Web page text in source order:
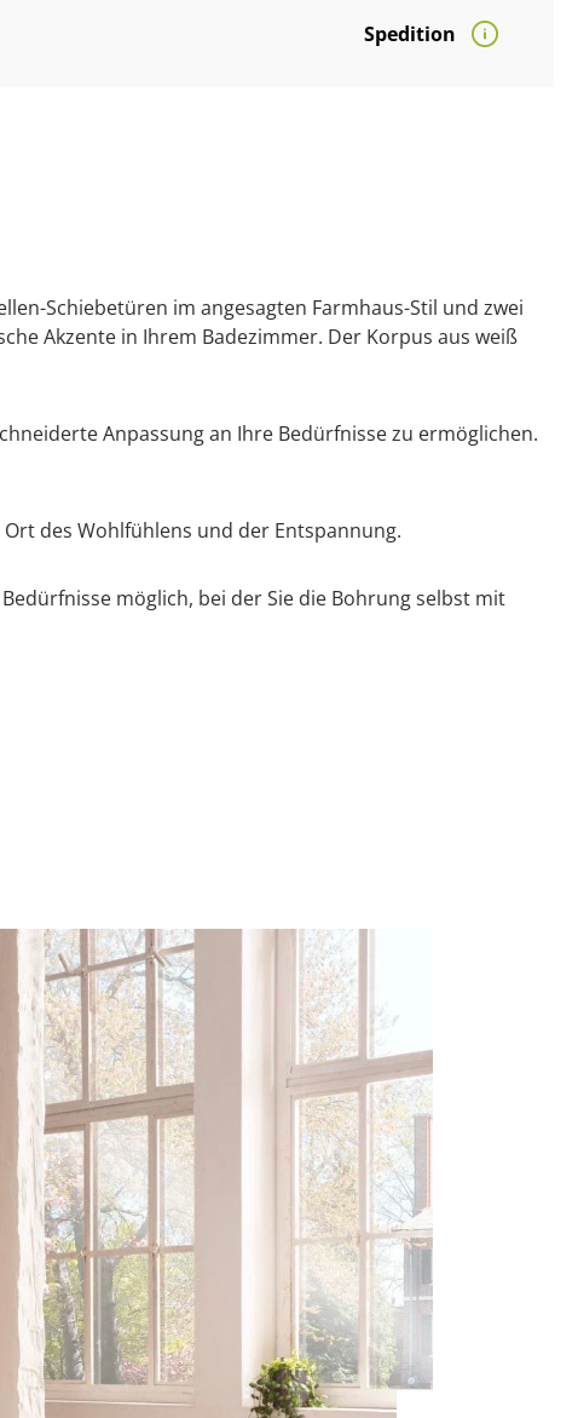
Spedition
Schiebetüren im angesagten Farmhaus-Stil und zwei
Akzente in Ihrem Badezimmer. Der Korpus aus weiß
Anpassung an Ihre Bedürfnisse zu ermöglichen.
des Wohlfühlens und der Entspannung.
möglich, bei der Sie die Bohrung selbst mit